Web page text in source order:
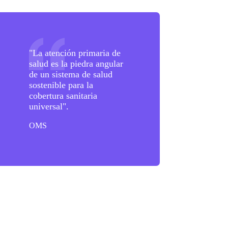
"La atención primaria de
salud es la piedra angular
de un sistema de salud
sostenible para la
cobertura sanitaria
universal".
OMS